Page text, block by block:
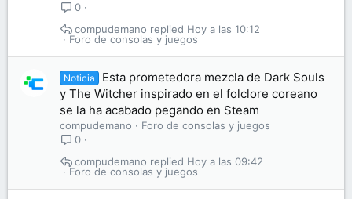
0
Foro de consolas y juegos
Hoy a las 10:12
compudemano
Noticia
Esta prometedora mezcla de Dark Souls
y The Witcher inspirado en el folclore coreano
se la ha acabado pegando en Steam
compudemano
Foro de consolas y juegos
0
Foro de consolas y juegos
Hoy a las 09:42
compudemano